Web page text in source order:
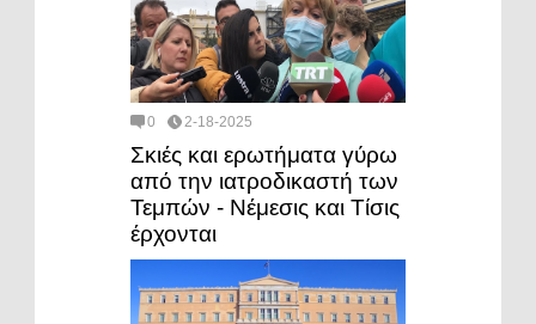
0 2-18-2025
Σκιές και ερωτήματα γύρω
από την ιατροδικαστή των
Τεμπών - Νέμεσις και Τίσις
έρχονται